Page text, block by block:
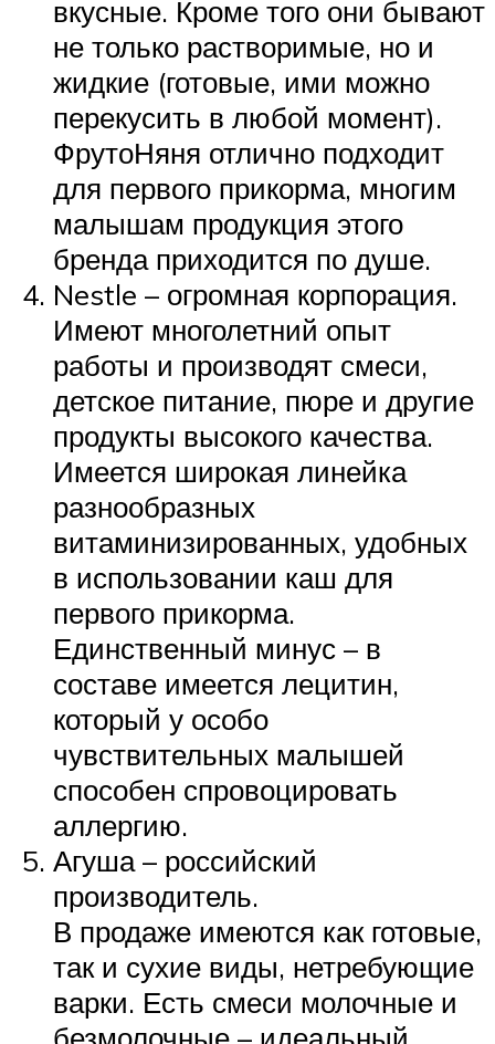
вкусные. Кроме того они бывают
не только растворимые, но и
жидкие (готовые, ими можно
перекусить в любой момент).
ФрутоНяня отлично подходит
для первого прикорма, многим
малышам продукция этого
бренда приходится по душе.
Nestle – огромная корпорация.
Имеют многолетний опыт
работы и производят смеси,
детское питание, пюре и другие
продукты высокого качества.
Имеется широкая линейка
разнообразных
витаминизированных, удобных
в использовании каш для
первого прикорма.
Единственный минус – в
составе имеется лецитин,
который у особо
чувствительных малышей
способен спровоцировать
аллергию.
Агуша – российский
производитель.
В продаже имеются как готовые,
так и сухие виды, нетребующие
варки. Есть смеси молочные и